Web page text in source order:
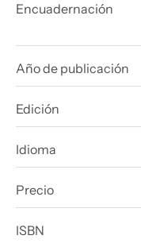
Encuadernación
Año de publicación
Edición
Idioma
Precio
ISBN